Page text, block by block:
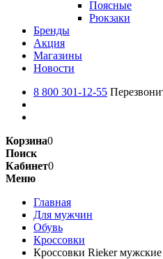
Поясные
Рюкзаки
Бренды
Акция
Магазины
Новости
8 800 301-12-55
Корзина0
Поиск
Кабинет0
Меню
Главная
Для мужчин
Обувь
Кроссовки
Кроссовки Rieker